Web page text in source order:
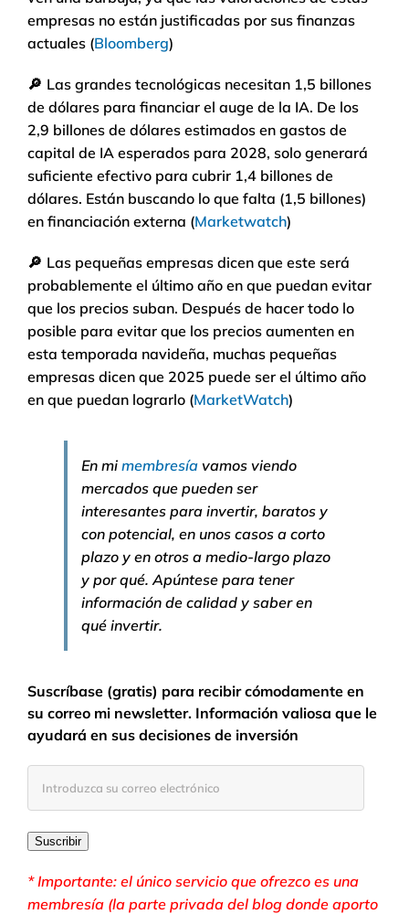
empresas no están justificadas por sus finanzas
actuales (Bloomberg)
🔎 Las grandes tecnológicas necesitan 1,5 billones
de dólares para financiar el auge de la IA. De los
2,9 billones de dólares estimados en gastos de
capital de IA esperados para 2028, solo generará
suficiente efectivo para cubrir 1,4 billones de
dólares. Están buscando lo que falta (1,5 billones)
en financiación externa (Marketwatch)
🔎 Las pequeñas empresas dicen que este será
probablemente el último año en que puedan evitar
que los precios suban. Después de hacer todo lo
posible para evitar que los precios aumenten en
esta temporada navideña, muchas pequeñas
empresas dicen que 2025 puede ser el último año
en que puedan lograrlo (MarketWatch)
En mi membresía vamos viendo
mercados que pueden ser
interesantes para invertir, baratos y
con potencial, en unos casos a corto
plazo y en otros a medio-largo plazo
y por qué. Apúntese para tener
información de calidad y saber en
qué invertir.
Suscríbase (gratis) para recibir cómodamente en
su correo mi newsletter. Información valiosa que le
ayudará en sus decisiones de inversión
electrónico
Suscribir
* Importante: el único servicio que ofrezco es una
membresía (la parte privada del blog donde aporto